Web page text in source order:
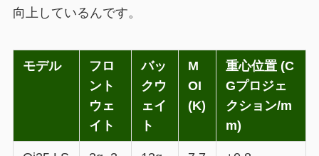
向上しているんです。
モデル
フロ
ント
ウェ
イト
バッ
クウ
ェイ
ト
M
OI
(K)
重心位置 (C
Gプロジェ
クション/m
m)